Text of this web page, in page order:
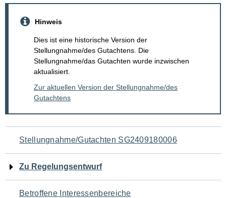
Hinweis
Dies ist eine historische Version der
Stellungnahme/des Gutachtens. Die
Stellungnahme/das Gutachten wurde inzwischen
aktualisiert.
Zur aktuellen Version der Stellungnahme/des
Gutachtens
Navigation
für
den
Stellungnahme/Gutachten SG2409180006
Zu Regelungsentwurf
Betroffene Interessenbereiche